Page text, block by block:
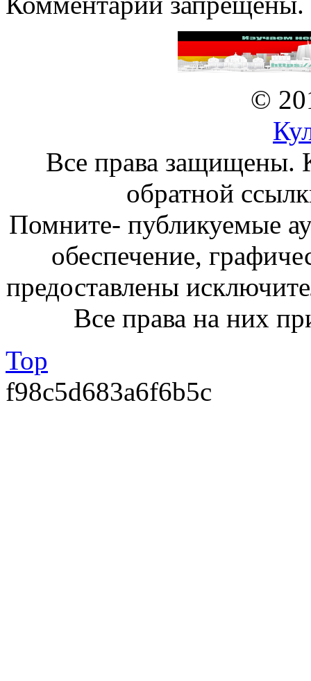
©
Все права защищены.
обратной
Помните- публикуемые
обеспечение,
предоставлены
Все права на них
Top
f98c5d683a6f6b5c